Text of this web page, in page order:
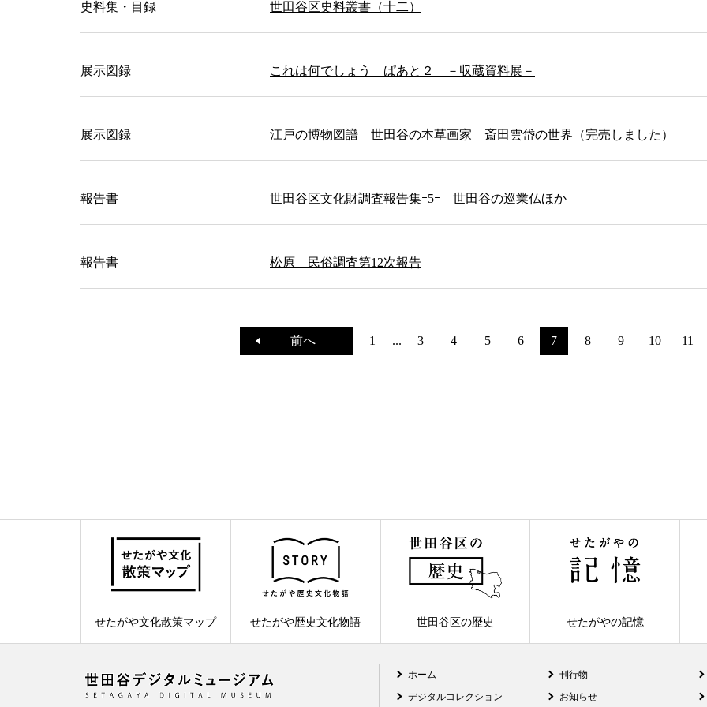
史料集・目録 世田谷区史料叢書（十二）
展示図録 これは何でしょう ぱあと２ －収蔵資料展－
展示図録 江戸の博物図譜 世田谷の本草画家 斎田雲岱の世界（完売しました）
報告書 世田谷区文化財調査報告集ｰ5ｰ 世田谷の巡業仏ほか
報告書 松原 民俗調査第12次報告
前へ 1 ... 3 4 5 6 7 8 9 10 11
せたがや文化散策マップ せたがや歴史文化物語 世田谷区の歴史 せたがやの記憶
ホーム
デジタルコレクション
刊行物
お知らせ